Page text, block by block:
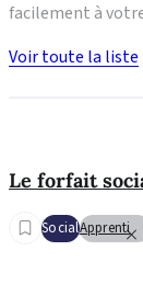
Le forfait
SocialApprenti
facilement à
Voir toute la liste